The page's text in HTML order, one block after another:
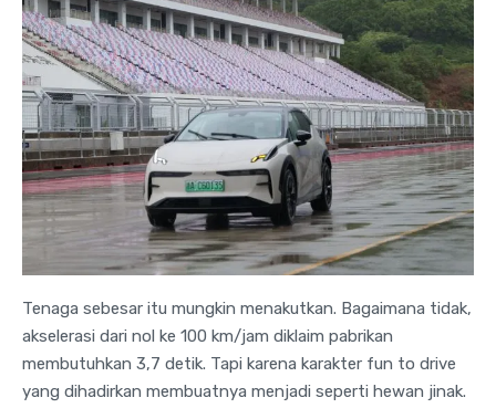
Tenaga sebesar itu mungkin menakutkan. Bagaimana tidak,
akselerasi dari nol ke 100 km/jam diklaim pabrikan
membutuhkan 3,7 detik. Tapi karena karakter fun to drive
yang dihadirkan membuatnya menjadi seperti hewan jinak.